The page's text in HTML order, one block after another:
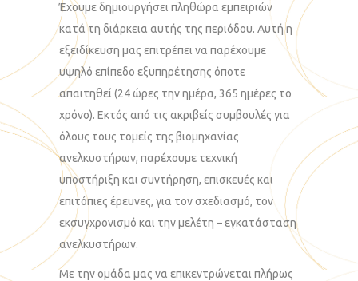
Έχουμε δημιουργήσει πληθώρα εμπειριών
κατά τη διάρκεια αυτής της περιόδου. Αυτή η
εξειδίκευση μας επιτρέπει να παρέχουμε
υψηλό επίπεδο εξυπηρέτησης όποτε
απαιτηθεί (24 ώρες την ημέρα, 365 ημέρες το
χρόνο). Εκτός από τις ακριβείς συμβουλές για
όλους τους τομείς της βιομηχανίας
ανελκυστήρων, παρέχουμε τεχνική
υποστήριξη και συντήρηση, επισκευές και
επιτόπιες έρευνες, για τον σχεδιασμό, τον
εκσυγχρονισμό και την μελέτη – εγκατάσταση
ανελκυστήρων.
Με την ομάδα μας να επικεντρώνεται πλήρως